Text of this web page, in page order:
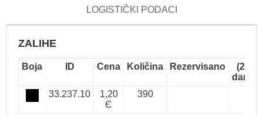
LOGISTIČKI PODACI
ZALIHE
Boja ID Cena Količina Rezervisano
(2-5
dana)
33.237.10
1,20
Є
390